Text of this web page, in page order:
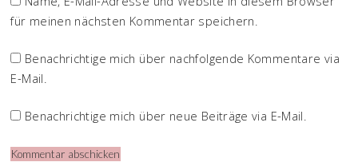
für meinen nächsten Kommentar speichern.
Benachrichtige mich über nachfolgende Kommentare via
E-Mail.
Benachrichtige mich über neue Beiträge via E-Mail.